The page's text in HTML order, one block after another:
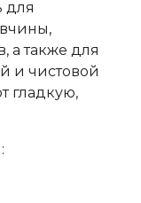
для
а также для
и чистовой
гладкую,